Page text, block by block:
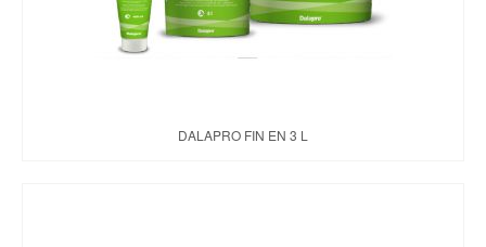
DALAPRO FIN EN 3 L